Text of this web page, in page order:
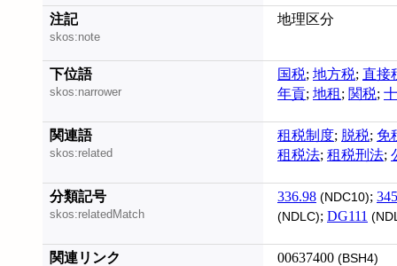
注記
skos:note
地理区分
下位語
skos:narrower
国税; 地方税; 直接
年貢; 地租 ; 関税;
関連語
skos:related
租税制度; 脱税; 免
租税法; 租税刑法;
分類記号
skos:relatedMatch
336.98 (NDC10); 345
(NDLC); DG111
関連リンク 00637400 (BSH4)